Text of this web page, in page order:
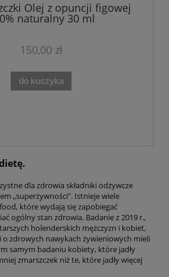
Olej z opuncji figowej
naturalny 30 ml
150,00 zł
do koszyka
dla zdrowia składniki odżywcze
„superżywności”. Istnieje wiele
które wydają się zapobiegać
ogólny stan zdrowia. Badanie z 2019 r.,
holenderskich mężczyzn i kobiet,
o zdrowych nawykach żywieniowych mieli
samym badaniu kobiety, które jadły
zmarszczek niż te, które jadły więcej